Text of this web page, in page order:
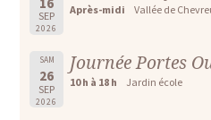
SEP
2026
Après-midi Vallée de
SAM
26
SEP
2026
Journée Portes
10 h à 18 h Jardin école